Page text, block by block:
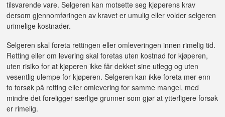
tilsvarende vare. Selgeren kan motsette seg kjøperens krav
dersom gjennomføringen av kravet er umulig eller volder selgeren
urimelige kostnader.
Selgeren skal foreta rettingen eller omleveringen innen rimelig tid.
Retting eller om levering skal foretas uten kostnad for kjøperen,
uten risiko for at kjøperen ikke får dekket sine utlegg og uten
vesentlig ulempe for kjøperen. Selgeren kan ikke foreta mer enn
to forsøk på retting eller omlevering for samme mangel, med
mindre det foreligger særlige grunner som gjør at ytterligere forsøk
er rimelig.